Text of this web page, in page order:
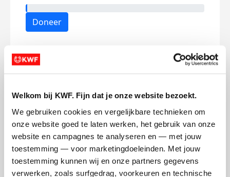
Welkom bij KWF. Fijn dat je onze website bezoekt.
We gebruiken cookies en vergelijkbare technieken om
onze website goed te laten werken, het gebruik van onze
website en campagnes te analyseren en — met jouw
toestemming — voor marketingdoeleinden. Met jouw
toestemming kunnen wij en onze partners gegevens
verwerken, zoals surfgedrag, voorkeuren en technische
Doneer